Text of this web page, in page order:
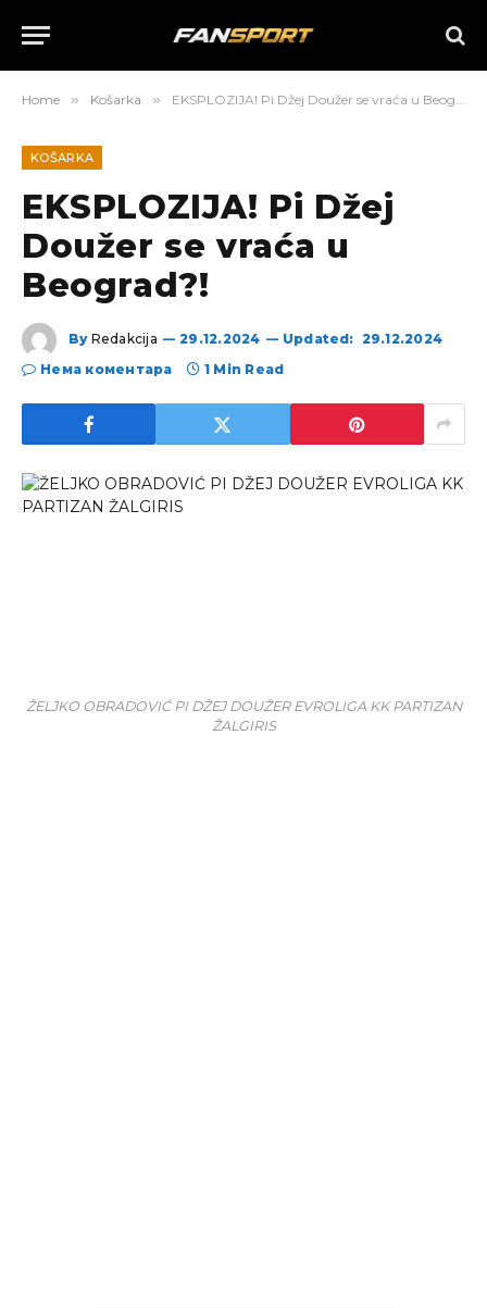
Home » Košarka » EKSPLOZIJA! Pi Džej Doužer se vraća u Beograd?!
KOŠARKA
EKSPLOZIJA! Pi Džej
Doužer se vraća u
Beograd?!
By Redakcija 29.12.2024 Updated: 29.12.2024
Нема коментара
1 Min Read
ŽELJKO OBRADOVIĆ PI DŽEJ DOUŽER EVROLIGA KK PARTIZAN
ŽALGIRIS